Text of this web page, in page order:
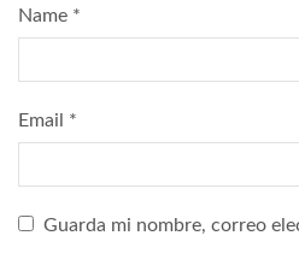
Name *
Email *
Guarda mi nombre, correo